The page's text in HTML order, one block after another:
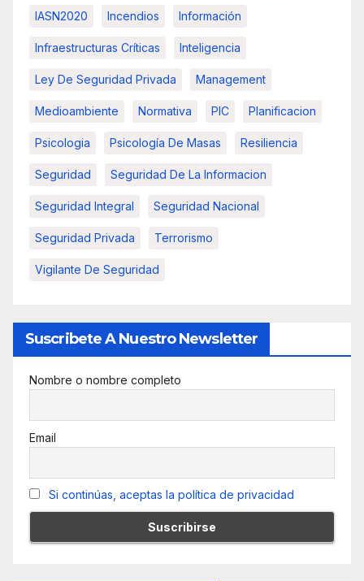
IASN2020 Incendios Información
Infraestructuras Críticas Inteligencia
Ley De Seguridad Privada Management
Medioambiente Normativa PIC Planificacion
Psicologia Psicología De Masas Resiliencia
Seguridad Seguridad De La Informacion
Seguridad Integral Seguridad Nacional
Seguridad Privada Terrorismo
Vigilante De Seguridad
Suscribete A Nuestro Newsletter
Nombre o nombre completo
Email
Si continúas, aceptas la política de privacidad